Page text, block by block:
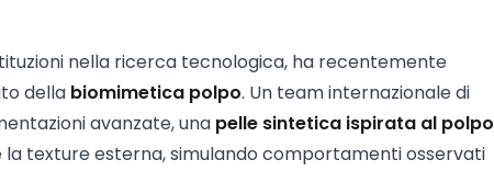
nella ricerca tecnologica, ha recentemente
della biomimetica polpo. Un team internazionale di
avanzate, una pelle sintetica ispirata al polpo
texture esterna, simulando comportamenti osservati